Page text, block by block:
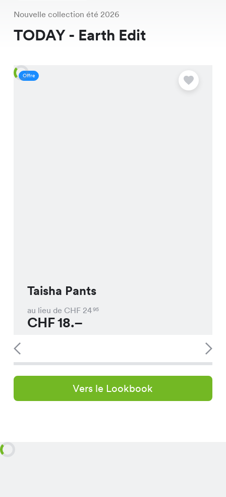
Nouvelle collection été 2026
TODAY - Earth Edit
Offre
Taisha Pants
au lieu de CHF 2495
CHF18.–
Vers le Lookbook